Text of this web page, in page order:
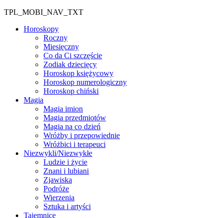
TPL_MOBI_NAV_TXT
Horoskopy
Roczny
Miesięczny
Co da Ci szczęście
Zodiak dziecięcy
Horoskop księżycowy
Horoskop numerologiczny
Horoskop chiński
Magia
Magia imion
Magia przedmiotów
Magia na co dzień
Wróżby i przepowiednie
Wróżbici i terapeuci
Niezwykli/Niezwykłe
Ludzie i życie
Znani i lubiani
Zjawiska
Podróże
Wierzenia
Sztuka i artyści
Tajemnice